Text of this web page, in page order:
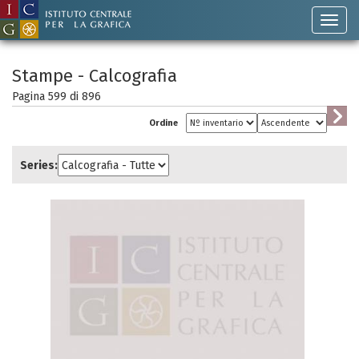
Stampe - Calcografia
Pagina 599 di 896
Ordine
Series: